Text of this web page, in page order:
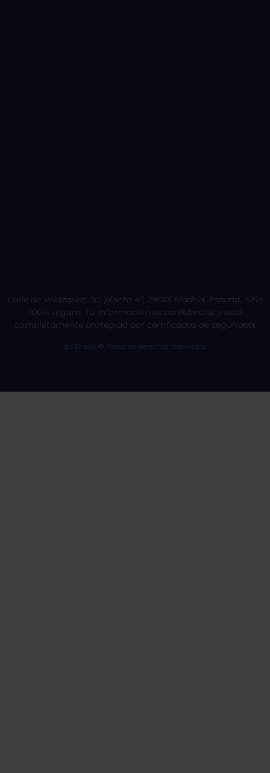
Calle de Velázquez, 50, planta 4º, 28001 Madrid, España. Sitio
100% seguro. Tu información es confidencial y está
completamente protegida por certificados de seguridad.
go Bravo ® Todos los derechos reservados